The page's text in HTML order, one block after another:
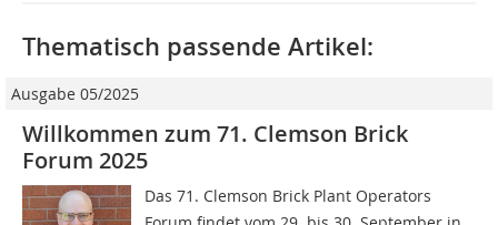
Thematisch passende Artikel:
Ausgabe 05/2025
Willkommen zum 71. Clemson Brick
Forum 2025
Das 71. Clemson Brick Plant Operators